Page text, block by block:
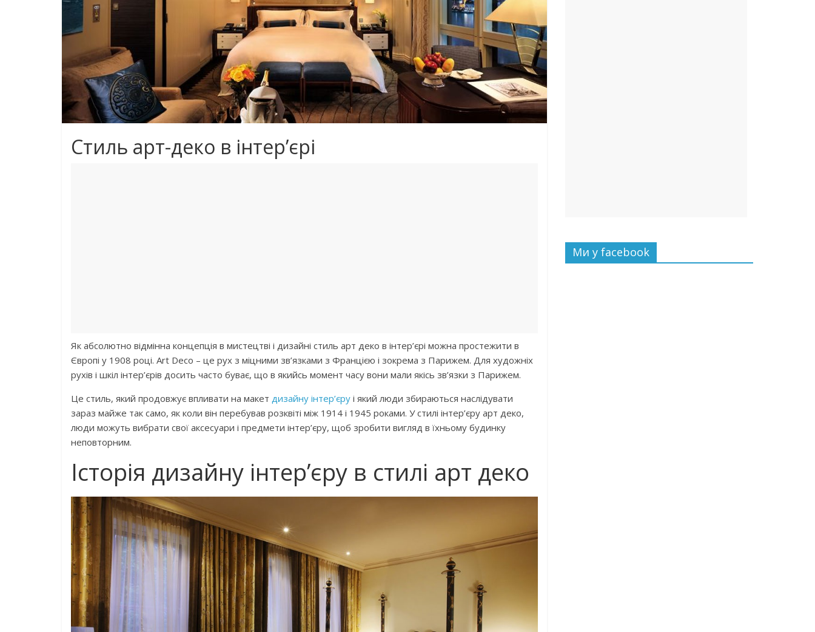
Стиль арт-деко в інтер’єрі
Як абсолютно відмінна концепція в мистецтві і дизайні стиль арт деко в інтер’єрі можна простежити в
Європі у 1908 році. Art Deco – це рух з міцними зв’язками з Францією і зокрема з Парижем. Для художніх
рухів і шкіл інтер’єрів досить часто буває, що в якийсь момент часу вони мали якісь зв’язки з Парижем.
Це стиль, який продовжує впливати на макет дизайну інтер’єру і який люди збираються наслідувати
зараз майже так само, як коли він перебував розквіті між 1914 і 1945 роками. У стилі інтер’єру арт деко,
люди можуть вибрати свої аксесуари і предмети інтер’єру, щоб зробити вигляд в їхньому будинку
неповторним.
Історія дизайну інтер’єру в стилі арт деко
Ми у facebook